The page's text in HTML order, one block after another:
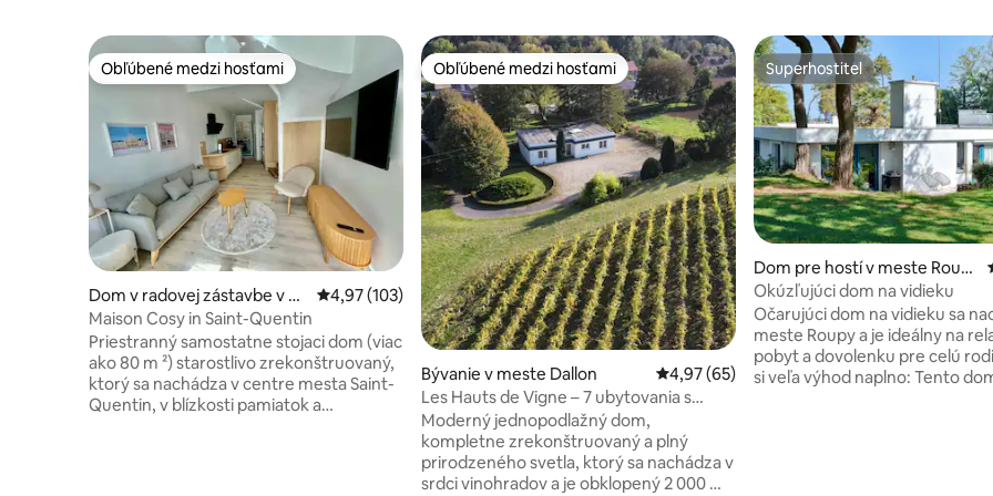
Obľúbené medzi hosťami
Obľúbené medzi hosťami
Dom v radovej zástavbe v m
este Saint-Quentin
Priemerné ohodnotenie 4,97 z 5, počet hodnotení: 103
4,97 (103)
Maison Cosy in Saint-Quentin
Priestranný samostatne stojaci dom (viac
ako 80 m ²) starostlivo zrekonštruovaný,
ktorý sa nachádza v centre mesta Saint-
Quentin, v blízkosti pamiatok a
Obľúbené medzi hosťami
Obľúbené medzi hosťami
Bývanie v meste Dallon Priemerné ohodnotenie 4,97 z 5, počet
4,97 (65)
Les Hauts de Vigne – 7 ubytovania s
parkom
Moderný jednopodlažný dom,
kompletne zrekonštruovaný a plný
prirodzeného svetla, ktorý sa nachádza v
srdci vinohradov a je obklopený 2 000 m²
Superhostiteľ
Superhostiteľ
Dom pre hostí v meste Roup
y
Okúzľujúci dom na vidieku
Očarujúci dom na vidieku sa
meste Roupy a je ideálny na
pobyt a dovolenku pre celú
si veľa výhod naplno: Tento dom sa